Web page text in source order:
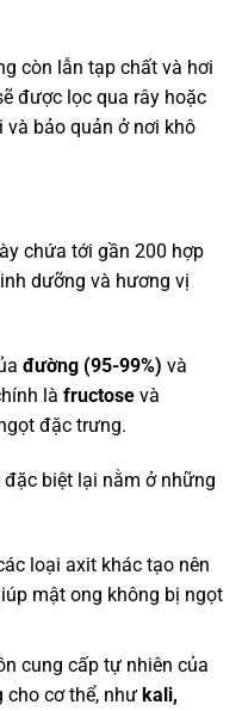
còn lẫn tạp chất và hơi
được lọc qua rây hoặc
bảo quản ở nơi khô
chứa tới gần 200 hợp
dưỡng và hương vị
đường (95-99%) và
là fructose và
đặc trưng.
biệt lại nằm ở những
loại axit khác tạo nên
mật ong không bị ngọt
cung cấp tự nhiên của
cho cơ thể, như kali,